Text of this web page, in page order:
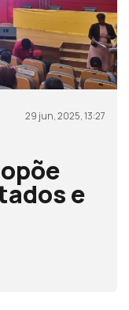
29 jun, 2025, 13:27
e